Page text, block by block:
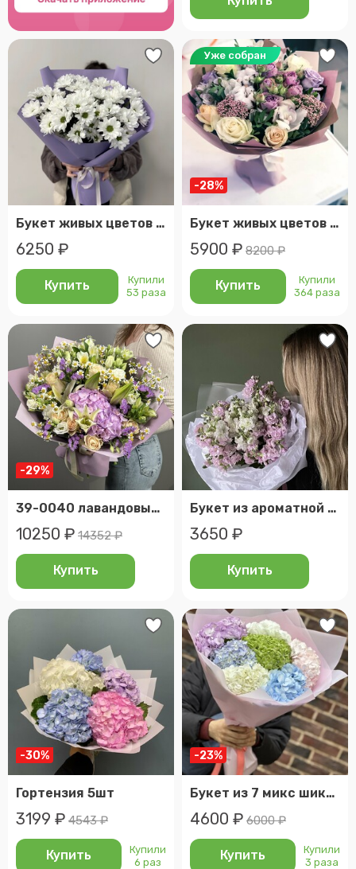
Букет живых цветов из 7 белых хризантем | арт: 3098-1
6250 ₽
Купить
Купили
53 раза
Уже собран
-28%
Букет живых цветов дивный
5900 ₽ 8200 ₽
Купить
Купили
364 раза
-29%
39-0040 лавандовый букет из лилии, лизиантусов и воздушной ромашки
10250 ₽ 14352 ₽
Купить
Букет из ароматной маттиолы «зефирка»💜
3650 ₽
Купить
-30%
Гортензия 5шт
3199 ₽ 4543 ₽
Купить
Купили
6 раз
-23%
Букет из 7 микс шикарных гортензий
4600 ₽ 6000 ₽
Купить
Купили
3 раза